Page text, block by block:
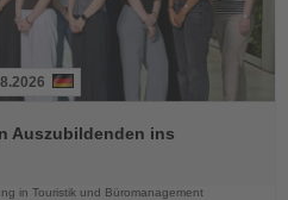
Auszubildenden ins
in Touristik und Büromanagement